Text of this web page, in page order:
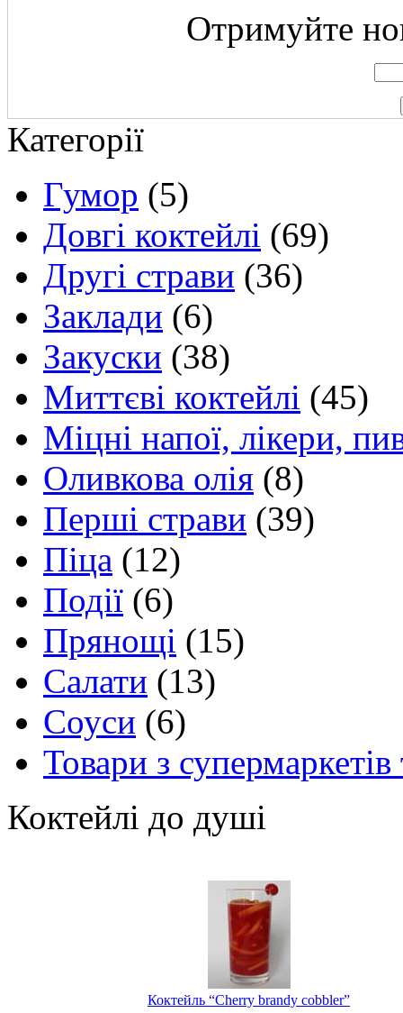
Отримуйте
Категорії
Гумор (5)
Довгі коктейлі (69)
Другі страви (36)
Заклади (6)
Закуски (38)
Миттєві коктейлі (45)
Міцні напої, лікери,
Оливкова олія (8)
Перші страви (39)
Піца (12)
Події (6)
Прянощі (15)
Салати (13)
Соуси (6)
Товари з супермаркетів
Коктейлі до душі
Коктейль “Cherry brandy cobbler”